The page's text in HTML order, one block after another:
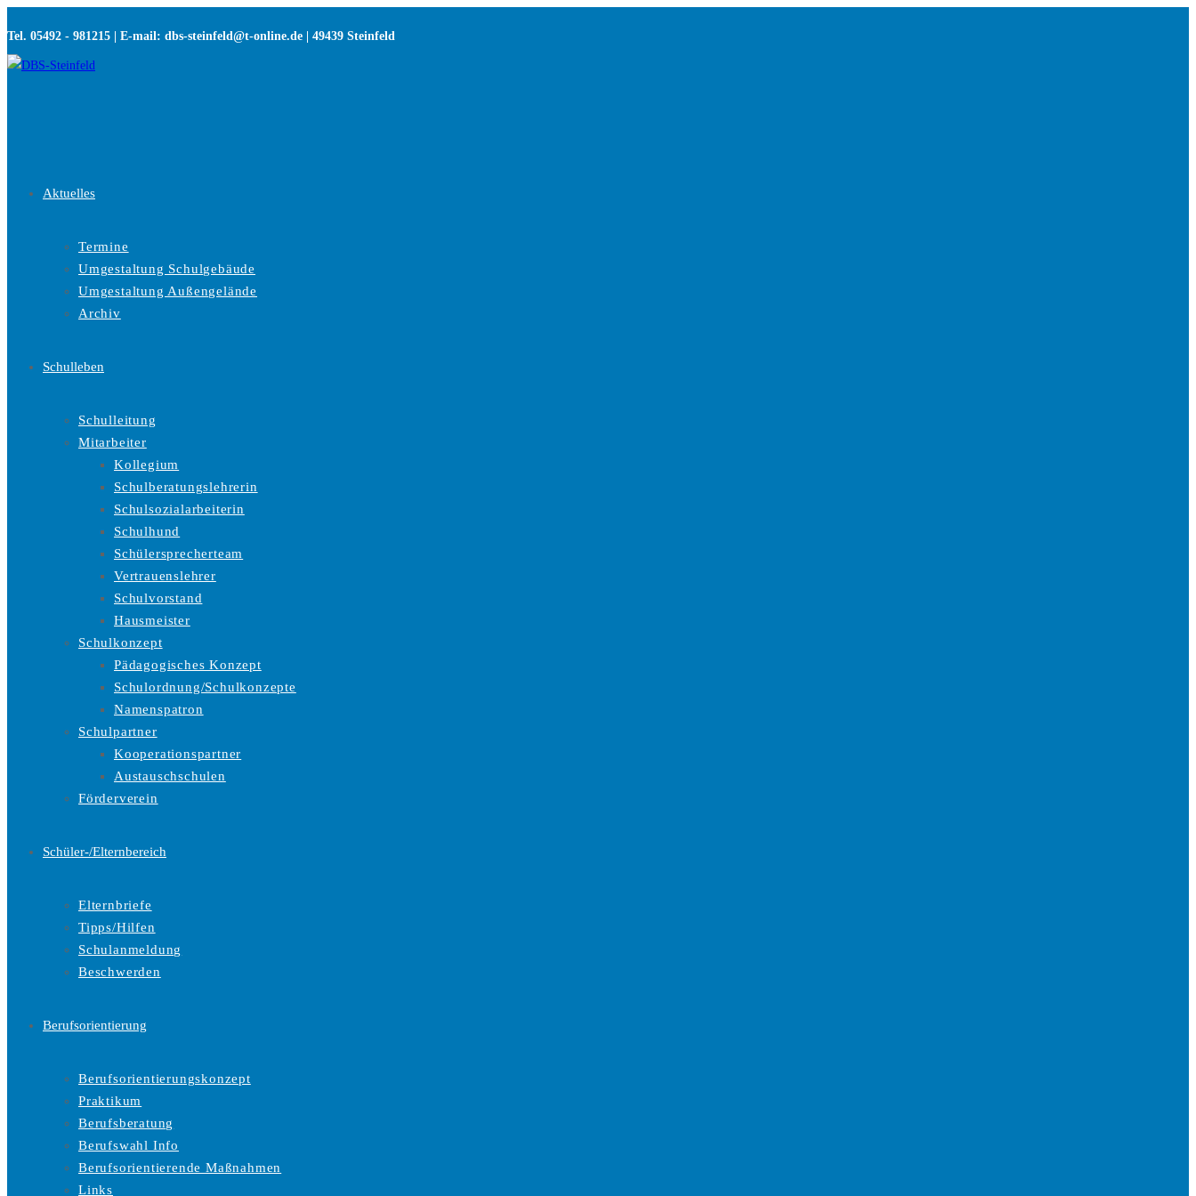
Inhalt
springen
Tel. 05492 - 981215 | E-mail: dbs-steinfeld@t-online.de | 49439 Steinfeld
Aktuelles
Termine
Umgestaltung Schulgebäude
Umgestaltung Außengelände
Archiv
Schulleben
Schulleitung
Mitarbeiter
Kollegium
Schulberatungslehrerin
Schulsozialarbeiterin
Schulhund
Schülersprecherteam
Vertrauenslehrer
Schulvorstand
Hausmeister
Schulkonzept
Pädagogisches Konzept
Schulordnung/Schulkonzepte
Namenspatron
Schulpartner
Kooperationspartner
Austauschschulen
Förderverein
Schüler-/Elternbereich
Elternbriefe
Tipps/Hilfen
Schulanmeldung
Beschwerden
Berufsorientierung
Berufsorientierungskonzept
Praktikum
Berufsberatung
Berufswahl Info
Berufsorientierende Maßnahmen
Links